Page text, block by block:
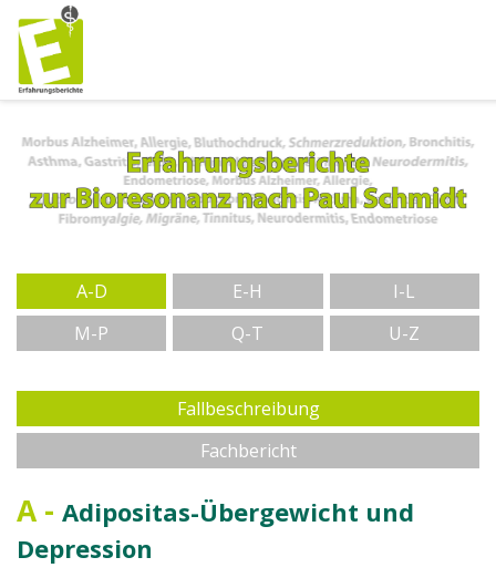
A-D E-H
I-L
M-P
Q-T U-Z
Fallbeschreibung
Fachbericht
A - Adipositas-Übergewicht und
Depression